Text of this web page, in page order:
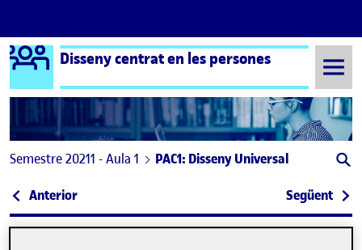
Saltar al contingut
Logo Ágora
Disseny centrat en les persones
Semestre 20211 - Aula 1 PAC1: Disseny Universal
Navegació d'entrades
Anterior: PAC 1: Disseny universal Següent: